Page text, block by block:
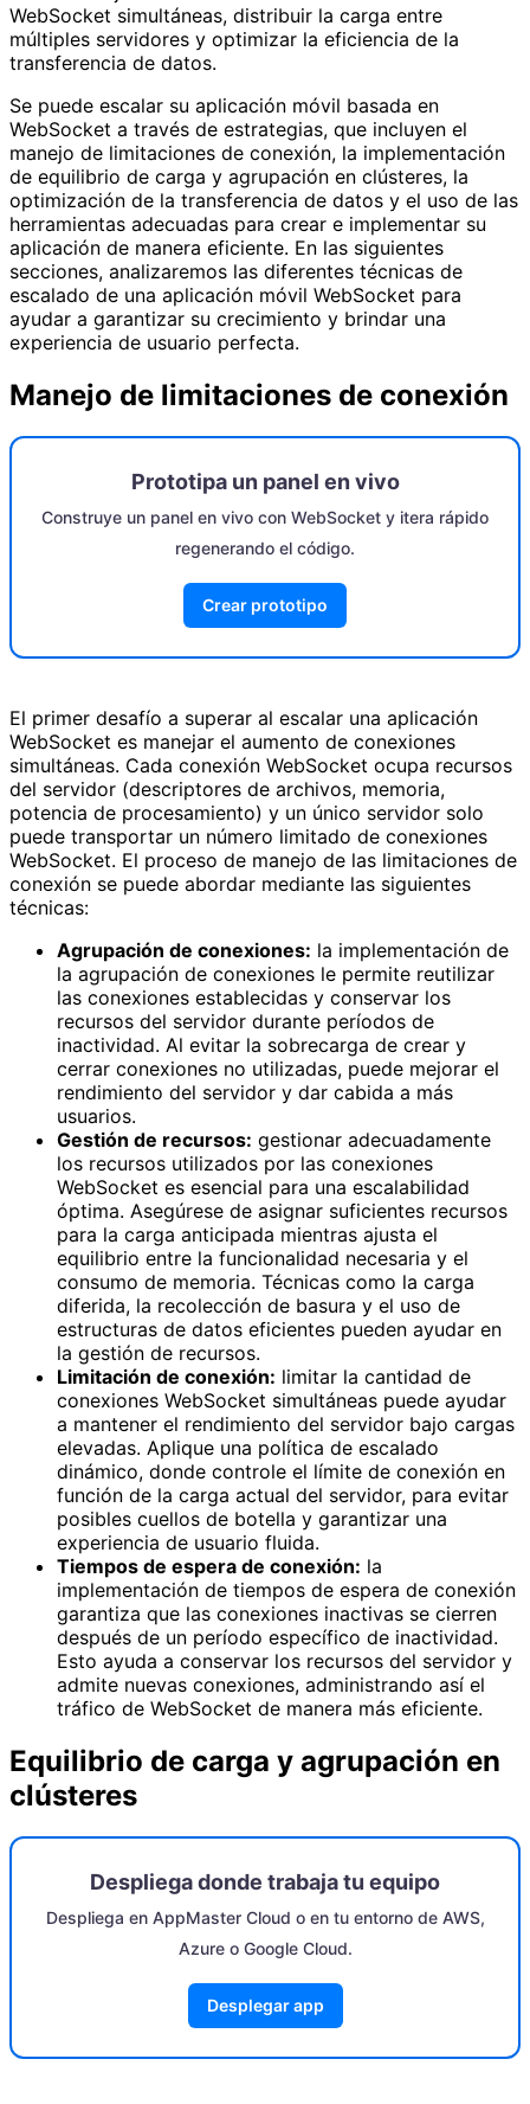
WebSocket simultáneas, distribuir la carga entre
múltiples servidores y optimizar la eficiencia de la
transferencia de datos.
Se puede escalar su aplicación móvil basada en
WebSocket a través de estrategias, que incluyen el
manejo de limitaciones de conexión, la implementación
de equilibrio de carga y agrupación en clústeres, la
optimización de la transferencia de datos y el uso de las
herramientas adecuadas para crear e implementar su
aplicación de manera eficiente. En las siguientes
secciones, analizaremos las diferentes técnicas de
escalado de una aplicación móvil WebSocket para
ayudar a garantizar su crecimiento y brindar una
experiencia de usuario perfecta.
Manejo de limitaciones de conexión
Prototipa un panel en vivo
Construye un panel en vivo con WebSocket y itera rápido
regenerando el código.
Crear prototipo
El primer desafío a superar al escalar una aplicación
WebSocket es manejar el aumento de conexiones
simultáneas. Cada conexión WebSocket ocupa recursos
del servidor (descriptores de archivos, memoria,
potencia de procesamiento) y un único servidor solo
puede transportar un número limitado de conexiones
WebSocket. El proceso de manejo de las limitaciones de
conexión se puede abordar mediante las siguientes
técnicas:
Agrupación de conexiones: la implementación de
la agrupación de conexiones le permite reutilizar
las conexiones establecidas y conservar los
recursos del servidor durante períodos de
inactividad. Al evitar la sobrecarga de crear y
cerrar conexiones no utilizadas, puede mejorar el
rendimiento del servidor y dar cabida a más
usuarios.
Gestión de recursos: gestionar adecuadamente
los recursos utilizados por las conexiones
WebSocket es esencial para una escalabilidad
óptima. Asegúrese de asignar suficientes recursos
para la carga anticipada mientras ajusta el
equilibrio entre la funcionalidad necesaria y el
consumo de memoria. Técnicas como la carga
diferida, la recolección de basura y el uso de
estructuras de datos eficientes pueden ayudar en
la gestión de recursos.
Limitación de conexión: limitar la cantidad de
conexiones WebSocket simultáneas puede ayudar
a mantener el rendimiento del servidor bajo cargas
elevadas. Aplique una política de escalado
dinámico, donde controle el límite de conexión en
función de la carga actual del servidor, para evitar
posibles cuellos de botella y garantizar una
experiencia de usuario fluida.
Tiempos de espera de conexión: la
implementación de tiempos de espera de conexión
garantiza que las conexiones inactivas se cierren
después de un período específico de inactividad.
Esto ayuda a conservar los recursos del servidor y
admite nuevas conexiones, administrando así el
tráfico de WebSocket de manera más eficiente.
Equilibrio de carga y agrupación en
clústeres
Despliega donde trabaja tu equipo
Despliega en AppMaster Cloud o en tu entorno de AWS,
Azure o Google Cloud.
Desplegar app